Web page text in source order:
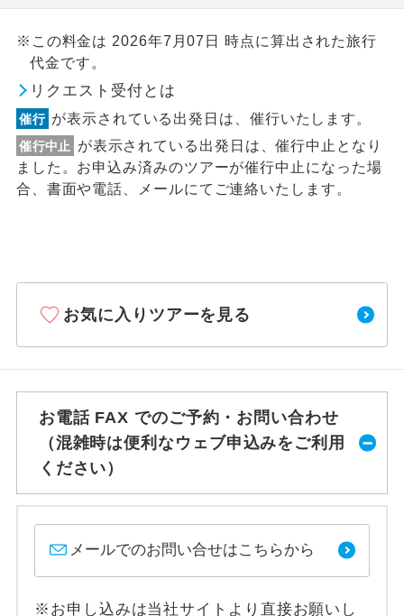
※この料金は 2026年7月07日 時点に算出された旅行
代金です。
リクエスト受付とは
催行 が表示されている出発日は、催行いたします。
催行中止
が表示されている出発日は、催行中止となり
ました。お申込み済みのツアーが催行中止になった場
合、書面や電話、メールにてご連絡いたします。
お気に入りツアーを見る
お電話 FAX でのご予約・お問い合わせ
（混雑時は便利なウェブ申込みをご利用
ください）
メールでのお問い合せはこちらから
※お申し込みは当社サイトより直接お願いし